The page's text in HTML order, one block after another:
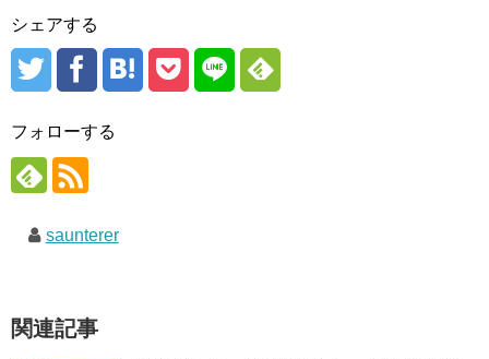
シェアする
フォローする
saunterer
関連記事